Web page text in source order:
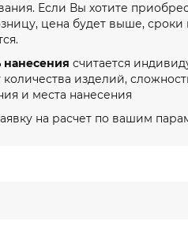
Если Вы хотите
цена будет выше, сроки
нанесения считается
количества изделий,
и места нанесения
на расчет по вашим